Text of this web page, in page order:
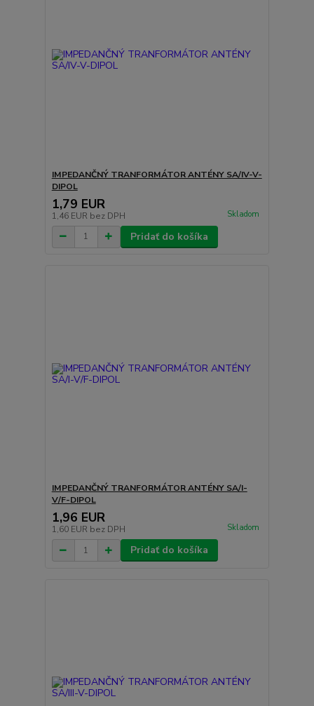
IMPEDANČNÝ TRANFORMÁTOR ANTÉNY SA/IV-V-
DIPOL
1,79 EUR
1,46 EUR bez DPH Skladom
Pridať do košíka
IMPEDANČNÝ TRANFORMÁTOR ANTÉNY SA/I-
V/F-DIPOL
1,96 EUR
1,60 EUR bez DPH Skladom
Pridať do košíka